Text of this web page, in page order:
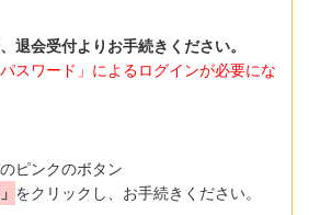
退会受付よりお手続きください。
スワード」によるログインが必要にな
ピンクのボタン
をクリックし、お手続きください。